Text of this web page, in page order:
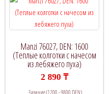
Manzi 76027, DEN: 1600
(Теплые колготки с начесом
из лебяжего пуха)
2 890 ₸
Зимние (1200 - 9800 DEN)